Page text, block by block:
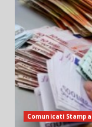
Comunicati Stampa